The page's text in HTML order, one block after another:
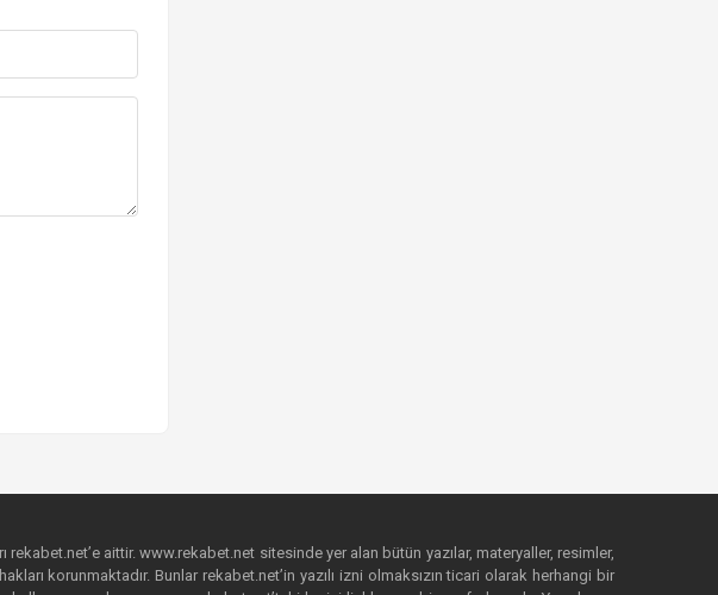
aittir. www.rekabet.net sitesinde yer alan bütün yazılar, materyaller, resimler,
korunmaktadır. Bunlar rekabet.net’in yazılı izni olmaksızın ticari olarak herhangi bir